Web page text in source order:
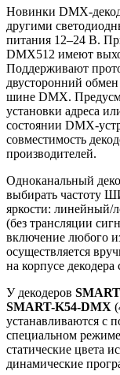
Новинки DMX-
другими
питания 12–24 В.
DMX512 имеют
Поддерживают
двусторонний
шине DMX.
установки адреса
состоянии DMX-
совместимость
производителей.
Одноканальный
выбирать частоту
яркости: линейный/
(без трансляции
включение любого
осуществляется
на корпусе
У декодеров
SMART-K54-DMX
устанавливаются с
специальном
статические цвета
динамические